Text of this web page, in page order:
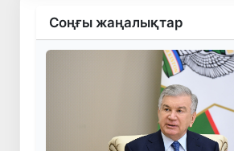
Соңғы жаңалықтар